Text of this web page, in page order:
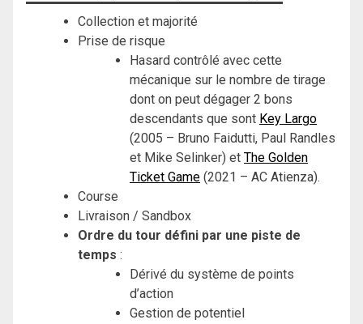
Collection et majorité
Prise de risque
Hasard contrôlé avec cette
mécanique sur le nombre de tirage
dont on peut dégager 2 bons
descendants que sont Key Largo
(2005 – Bruno Faidutti, Paul Randles
et Mike Selinker) et The Golden
Ticket Game (2021 – AC Atienza).
Course
Livraison / Sandbox
Ordre du tour défini par une piste de
temps :
Dérivé du système de points
d’action
Gestion de potentiel